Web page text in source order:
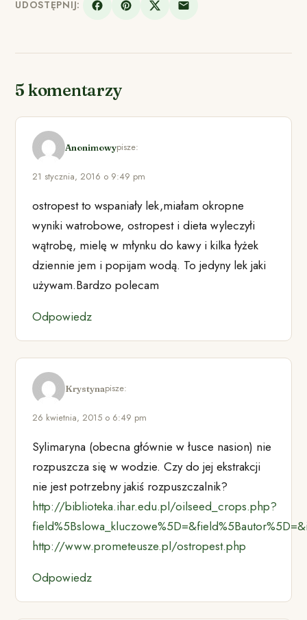
UDOSTĘPNIJ:
5 komentarzy
Anonimowypisze:
21 stycznia, 2016 o 9:49 pm
ostropest to wspaniały lek,miałam okropne
wyniki watrobowe, ostropest i dieta wyleczyłi
wątrobę, mielę w młynku do kawy i kilka łyżek
dziennie jem i popijam wodą. To jedyny lek jaki
używam.Bardzo polecam
Odpowiedz
Krystynapisze:
26 kwietnia, 2015 o 6:49 pm
Sylimaryna (obecna głównie w łusce nasion) nie
rozpuszcza się w wodzie. Czy do jej ekstrakcji
nie jest potrzebny jakiś rozpuszczalnik?
http://biblioteka.ihar.edu.pl/oilseed_crops.php?
http://www.prometeusze.pl/ostropest.php
Odpowiedz